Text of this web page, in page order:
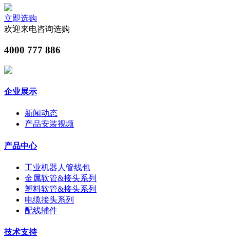
立即选购
欢迎来电咨询选购
4000 777 886
企业展示
新闻动态
产品安装视频
产品中心
工业机器人管线包
金属软管&接头系列
塑料软管&接头系列
电缆接头系列
配线辅件
技术支持